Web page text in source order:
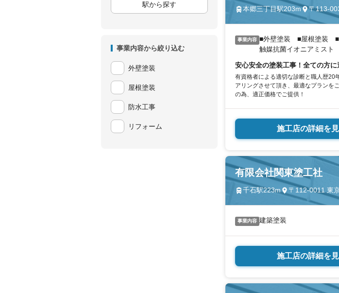
駅から探す
事業内容から絞り込む
外壁塗装
屋根塗装
防水工事
リフォーム
本郷三丁目駅203m 〒113-
事業内容 ■外壁塗装 ■屋根塗装 ■
触媒抗菌イオニアミスト
安心安全の塗装工事！全ての方に
有資格者による適切な診断と職人歴20
アリングさせて頂き、最適なプランを
の為、適正価格でご提供！
施工店の詳細を
有限会社関東塗工社
千石駅223m 〒112-0011 東
事業内容 建築塗装
施工店の詳細を